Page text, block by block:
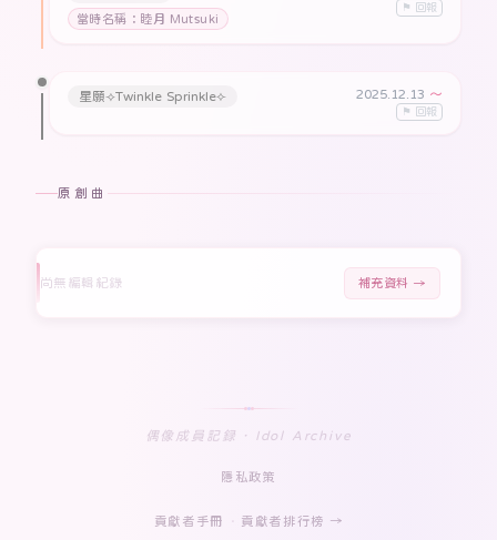
當時名稱：睦月 Mutsuki
⚑ 回報
星願⟢Twinkle Sprinkle⟣ 2025.12.13 〜
⚑ 回報
原創曲
尚無編輯紀錄 補充資料 →
偶像成員記録 · Idol Archive
隱私政策
貢獻者手冊 貢獻者排行榜 →